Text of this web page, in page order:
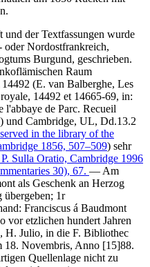
der Textfassungen wurde
Nordostfrankreich,
Burgund, geschrieben.
Raum
14492 (E. van Balberghe, Les
14492 et 14665-69, in:
l'abbaye de Parc. Recueil
und Cambridge, UL, Dd.13.2
in the library of the
1856, 507–509) sehr
Sulla Oratio, Cambridge 1996
30), 67. — Am
als Geschenk an Herzog
1r
Franciscus á Baudmont
vor etzlichen hundert Jahren
H. Julio, in die F. Bibliothec
18. Novembris, Anno [15]88.
Quellenlage nicht zu